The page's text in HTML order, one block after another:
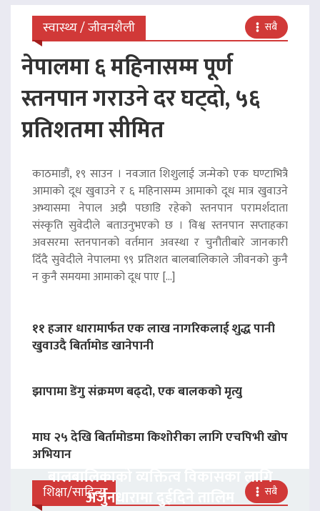
स्वास्थ्य / जीवनशैली सबै
नेपालमा ६ महिनासम्म पूर्ण
स्तनपान गराउने दर घट्दो, ५६
प्रतिशतमा सीमित
काठमाडौं, १९ साउन । नवजात शिशुलाई जन्मेको एक घण्टाभित्रै
आमाको दूध खुवाउने र ६ महिनासम्म आमाको दूध मात्र खुवाउने
अभ्यासमा नेपाल अझै पछाडि रहेको स्तनपान परामर्शदाता
संस्कृति सुवेदीले बताउनुभएको छ । विश्व स्तनपान सप्ताहका
अवसरमा स्तनपानको वर्तमान अवस्था र चुनौतीबारे जानकारी
दिँदै सुवेदीले नेपालमा ९९ प्रतिशत बालबालिकाले जीवनको कुनै
न कुनै समयमा आमाको दूध पाए […]
११ हजार धारामार्फत एक लाख नागरिकलाई शुद्ध पानी
खुवाउदै बिर्तामोड खानेपानी
झापामा डेंगु संक्रमण बढ्दो, एक बालकको मृत्यु
माघ २५ देखि बिर्तामोडमा किशोरीका लागि एचपिभी खोप
अभियान
शिक्षा/साहित्य सबै
बालबालिकाको व्यक्तित्व विकासका लागि
अर्जुनधारामा दुईदिने तालिम